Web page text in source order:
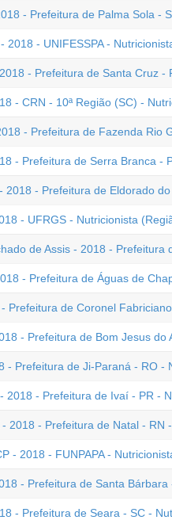
- Prefeitura de Palma Sola -
2018 - UNIFESSPA -
- Prefeitura de Santa Cruz -
- CRN - 10ª Região (SC) -
- Prefeitura de Fazenda Rio
- Prefeitura de Serra Branca -
2018 - Prefeitura de Eldorado
- UFRGS - Nutricionista
de Assis - 2018 - Prefeitura
- Prefeitura de Águas de
Prefeitura de Coronel
- Prefeitura de Bom Jesus do
- Prefeitura de Ji-Paraná - RO -
2018 - Prefeitura de Ivaí - PR -
- 2018 - Prefeitura de Natal - RN
- 2018 - FUNPAPA -
- Prefeitura de Santa
- Prefeitura de Seara - SC -